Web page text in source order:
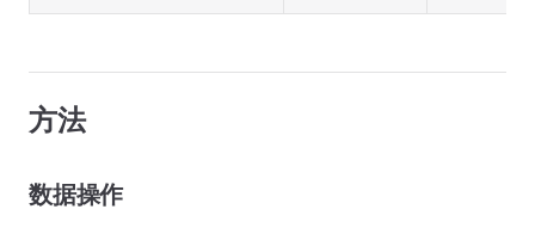
方法
数据操作